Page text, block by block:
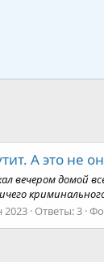
А это не
вечером домой
Ответы: 3